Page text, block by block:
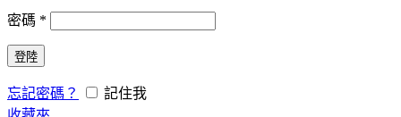
密碼 *
登陸
忘記密碼？
記住我